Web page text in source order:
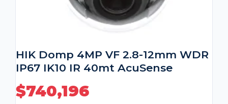
HIK Domp 4MP VF 2.8-12mm WDR
IP67 IK10 IR 40mt AcuSense
$740,196